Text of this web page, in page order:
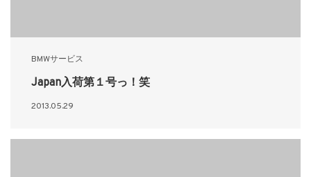
BMWサービス
Japan入荷第１号っ！笑
2013.05.29